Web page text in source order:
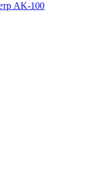
AK-100